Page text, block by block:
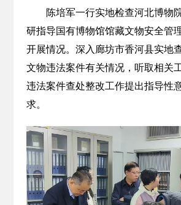
陈培军一行实地检查河北博物
研指导国有博物馆馆藏文物安全管
开展情况。深入廊坊市香河县实地
文物违法案件有关情况，听取相关
违法案件查处整改工作提出指导性
求。